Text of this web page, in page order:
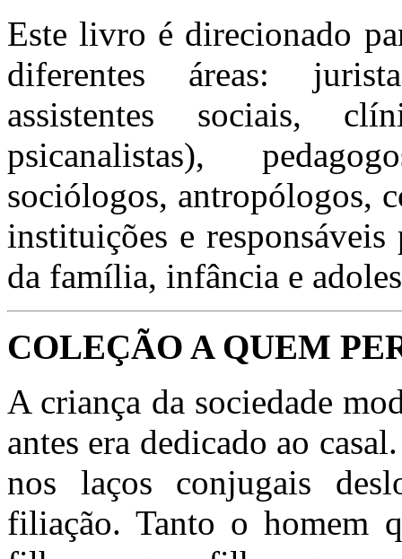
Este livro é direcionado
diferentes áreas:
assistentes sociais,
psicanalistas),
sociólogos, antropólogos,
instituições e
da família, infância e
COLEÇÃO A QUEM
A criança da sociedade
antes era dedicado ao
nos laços conjugais
filiação. Tanto o homem